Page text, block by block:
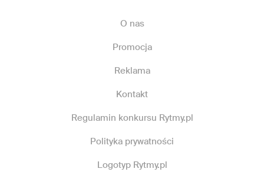
O nas
Promocja
Reklama
Kontakt
Regulamin konkursu Rytmy.pl
Polityka prywatności
Logotyp Rytmy.pl